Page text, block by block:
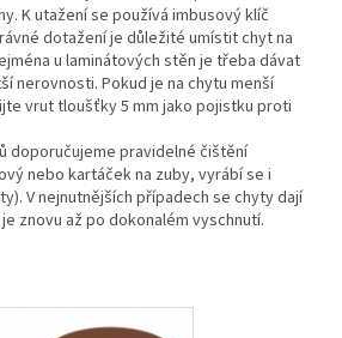
K utažení se používá imbusový klíč
dotažení je důležité umístit chyt na
u laminátových stěn je třeba dávat
nerovnosti. Pokud je na chytu menší
vrut tloušťky 5 mm jako pojistku proti
doporučujeme pravidelné čištění
nebo kartáček na zuby, vyrábí se i
V nejnutnějších případech se chyty dají
znovu až po dokonalém vyschnutí.